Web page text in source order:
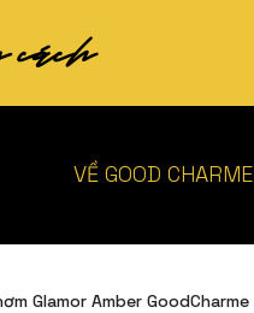
VỀ GOOD CHARME
Glamor Amber GoodCharme